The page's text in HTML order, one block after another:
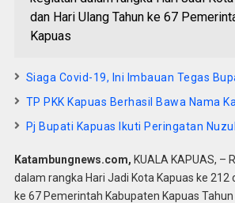
dan Hari Ulang Tahun ke 67
Kapuas
Siaga Covid-19, Ini Imbauan Tegas
TP PKK Kapuas Berhasil Bawa Nama
Pj Bupati Kapuas Ikuti Peringatan
Katambungnews.com, KUALA KAPUAS, –
dalam rangka Hari Jadi Kota Kapuas ke 212
ke 67 Pemerintah Kabupaten Kapuas